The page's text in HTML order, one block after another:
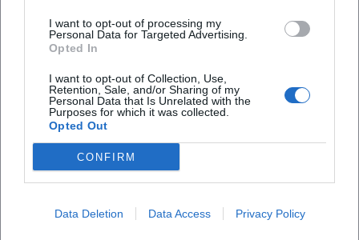
I want to opt-out of processing my
Personal Data for Targeted Advertising.
Opted In
I want to opt-out of Collection, Use,
Retention, Sale, and/or Sharing of my
Personal Data that Is Unrelated with the
Purposes for which it was collected.
Opted Out
CONFIRM
Data Deletion Data Access Privacy Policy
unmittelbarer Nähe zusätzliche Parkmöglichkeiten
im Schützenweg gegen ein geringes Entgelt
eingerichtet. Gleichzeitig weist die Stadt darauf hin,
dass es im direkten Umfeld des Festgeländes
erfahrungsgemäß voll werden kann – frühzeitige
Anreise oder die Nutzung öffentlicher
Verkehrsmittel sind daher empfehlenswert. Für
Mobilitätseinschränkungen sind
Wie ist der Volksfestplatz Hof gelegen und
welche Orientierungspunkte gibt es?
Welche Sicherheits- und Servicehinweise gelten
auf dem Festgelände?
Bewertungen